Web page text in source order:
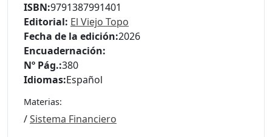
ISBN:9791387991401
Editorial: El Viejo Topo
Fecha de la edición:2026
Encuadernación:
Nº Pág.:380
Idiomas:Español
Materias:
/Sistema Financiero